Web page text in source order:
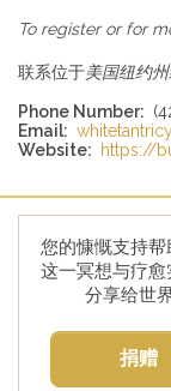
To register or for
联系位于美国纽约
Phone Number:
Email:
Website:
https://
您的慷慨支持帮
这一冥想与疗愈
分享给世界
捐赠